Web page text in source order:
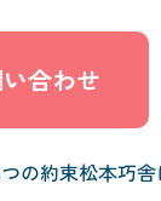
合わせ
の約束松本巧